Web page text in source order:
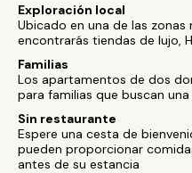
Exploración local
Ubicado en una de las zonas
encontrarás tiendas de lujo,
Familias
Los apartamentos de dos
para familias que buscan
Sin restaurante
Espere una cesta de
pueden proporcionar
antes de su estancia